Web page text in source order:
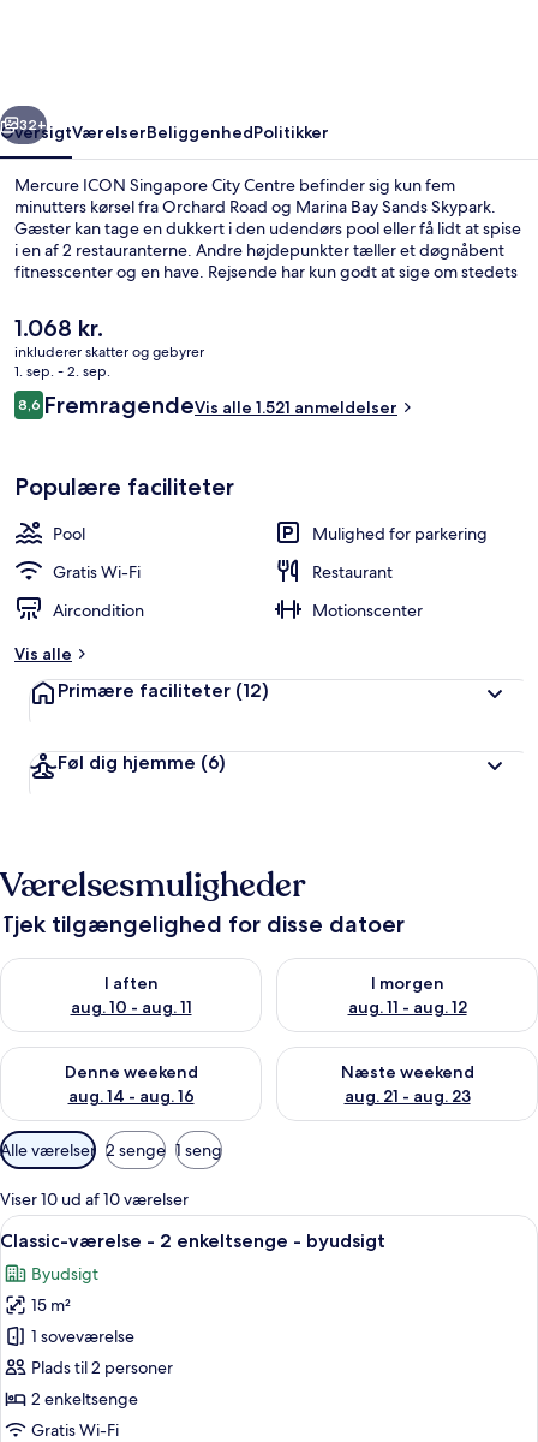
Næste
32+
OversigtVærelserBeliggenhedPolitikker
Mercure ICON Singapore City Centre befinder sig kun fem
minutters kørsel fra Orchard Road og Marina Bay Sands Skypark.
Gæster kan tage en dukkert i den udendørs pool eller få lidt at spise
i en af 2 restauranterne. Andre højdepunkter tæller et døgnåbent
fitnesscenter og en have. Rejsende har kun godt at sige om stedets
gåtur fra offentlig transport: Telok Ayer Station ligger 2 minutter
væk og Maxwell Station ligger 5 minutter derfra.
Den
nuværende
pris
er
1.068 kr.
1.068 kr.
inkluderer skatter og gebyrer
1. sep. - 2. sep.
Anmeldelser
8,68,6 ud af 10.
FremragendeVis alle 1.521 anmeldelser
Populære faciliteter
Pool
Mulighed for parkering
Gratis Wi-Fi
Restaurant
Aircondition
Motionscenter
Vis alle
Primære faciliteter (12)
Føl dig hjemme (6)
Værelsesmuligheder
Tjek tilgængelighed for disse datoer
I aften
aug. 10 - aug. 11
Tjek tilgængelighed for i aften aug. 10 - aug. 11
I morgen
aug. 11 - aug. 12
Tjek tilgængelighed for i
Denne weekend
aug. 14 - aug. 16
Tjek tilgængelighed for denne weekend aug. 14 - aug. 16
Næste weekend
aug. 21 - aug. 23
Tjek tilgængelighed for næste
Tilgængelige
filtre
for
værelser
Alle værelser 2 senge 1 seng
Viser 10 ud af 10 værelser
Indlæs
alle
billeder
af
Classic-
værelse
-
2
Et hotelværelse med skrivebord, to
3
Classic-værelse - 2 enkeltsenge - byudsigt
Byudsigt
15 m²
1 soveværelse
Plads til 2 personer
2 enkeltsenge
Gratis Wi-Fi